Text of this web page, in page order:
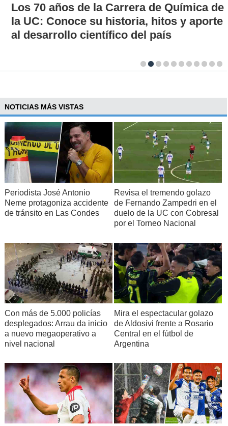
Los 70 años de la Carrera de Química de
la UC: Conoce su historia, hitos y aporte
al desarrollo científico del país
NOTICIAS MÁS VISTAS
Periodista José Antonio
Neme protagoniza accidente
de tránsito en Las Condes
Revisa el tremendo golazo
de Fernando Zampedri en el
duelo de la UC con Cobresal
por el Torneo Nacional
Con más de 5.000 policías
desplegados: Arrau da inicio
a nuevo megaoperativo a
nivel nacional
Mira el espectacular golazo
de Aldosivi frente a Rosario
Central en el fútbol de
Argentina